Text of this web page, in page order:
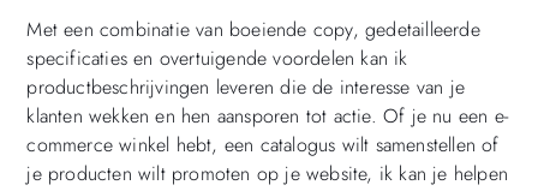
Met een combinatie van boeiende copy, gedetailleerde
specificaties en overtuigende voordelen kan ik
productbeschrijvingen leveren die de interesse van je
klanten wekken en hen aansporen tot actie. Of je nu een e-
commerce winkel hebt, een catalogus wilt samenstellen of
je producten wilt promoten op je website, ik kan je helpen